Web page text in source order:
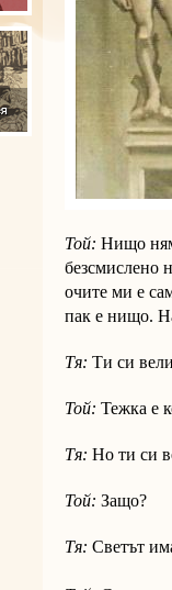
Той: Нищо
безсмислено
очите ми е
пак е нищо.
Тя: Ти си
Той: Тежка е
Тя: Но ти си
Той: Защо?
Тя: Светът